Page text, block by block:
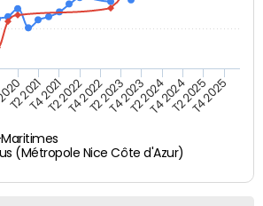
(Métropole Nice Côte d'Azur)
T2 2021T4 2021T2 2022T4 2022T2 2023T4 2023T2 2024T4 2024T2 2025T4 2025